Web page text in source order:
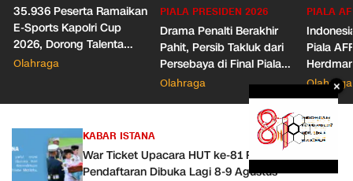
35.936 Peserta Ramaikan
E-Sports Kapolri Cup
2026, Dorong Talenta
Digital dan Keamanan
Olahraga
PIALA PRESIDEN 2026
Drama Penalti Berakhir
Pahit, Persib Takluk dari
Persebaya di Final Piala
Presiden 2026
Olahraga
PIALA
Piala
Wasit
Olahraga
KABAR ISTANA
War Ticket Upacara HUT ke-81 RI Diperpanjang,
Pendaftaran Dibuka Lagi 8-9 Agustus
×